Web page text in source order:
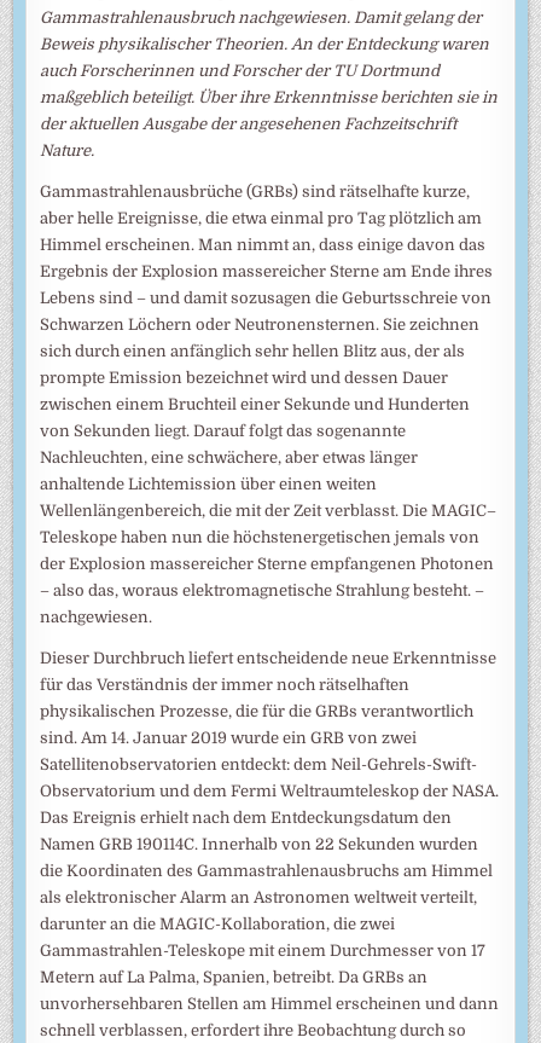
Gammastrahlenausbruch nachgewiesen. Damit gelang der
Beweis physikalischer Theorien. An der Entdeckung waren
auch Forscherinnen und Forscher der TU Dortmund
maßgeblich beteiligt. Über ihre Erkenntnisse berichten sie in
der aktuellen Ausgabe der angesehenen Fachzeitschrift
Nature.
Gammastrahlenausbrüche (GRBs) sind rätselhafte kurze,
aber helle Ereignisse, die etwa einmal pro Tag plötzlich am
Himmel erscheinen. Man nimmt an, dass einige davon das
Ergebnis der Explosion massereicher Sterne am Ende ihres
Lebens sind – und damit sozusagen die Geburtsschreie von
Schwarzen Löchern oder Neutronensternen. Sie zeichnen
sich durch einen anfänglich sehr hellen Blitz aus, der als
prompte Emission bezeichnet wird und dessen Dauer
zwischen einem Bruchteil einer Sekunde und Hunderten
von Sekunden liegt. Darauf folgt das sogenannte
Nachleuchten, eine schwächere, aber etwas länger
anhaltende Lichtemission über einen weiten
Wellenlängenbereich, die mit der Zeit verblasst. Die MAGIC–
Teleskope haben nun die höchstenergetischen jemals von
der Explosion massereicher Sterne empfangenen Photonen
– also das, woraus elektromagnetische Strahlung besteht. –
nachgewiesen.
Dieser Durchbruch liefert entscheidende neue Erkenntnisse
für das Verständnis der immer noch rätselhaften
physikalischen Prozesse, die für die GRBs verantwortlich
sind. Am 14. Januar 2019 wurde ein GRB von zwei
Satellitenobservatorien entdeckt: dem Neil-Gehrels-Swift-
Observatorium und dem Fermi Weltraumteleskop der NASA.
Das Ereignis erhielt nach dem Entdeckungsdatum den
Namen GRB 190114C. Innerhalb von 22 Sekunden wurden
die Koordinaten des Gammastrahlenausbruchs am Himmel
als elektronischer Alarm an Astronomen weltweit verteilt,
darunter an die MAGIC-Kollaboration, die zwei
Gammastrahlen-Teleskope mit einem Durchmesser von 17
Metern auf La Palma, Spanien, betreibt. Da GRBs an
unvorhersehbaren Stellen am Himmel erscheinen und dann
schnell verblassen, erfordert ihre Beobachtung durch so